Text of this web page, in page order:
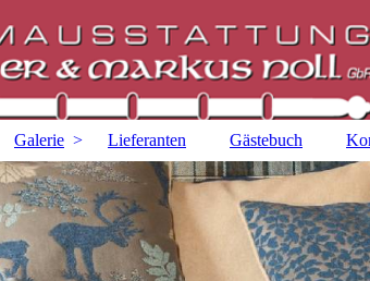
Galerie Lieferanten Gästebuch